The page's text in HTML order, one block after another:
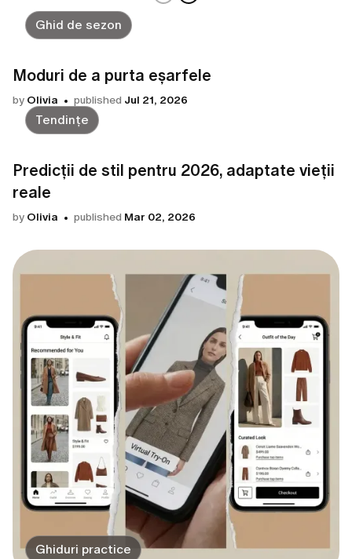
Ghid de sezon
Moduri de a purta eșarfele
by Olivia published Jul 21, 2026
Tendințe
Predicții de stil pentru 2026, adaptate vieții
reale
by Olivia published Mar 02, 2026
Ghiduri practice